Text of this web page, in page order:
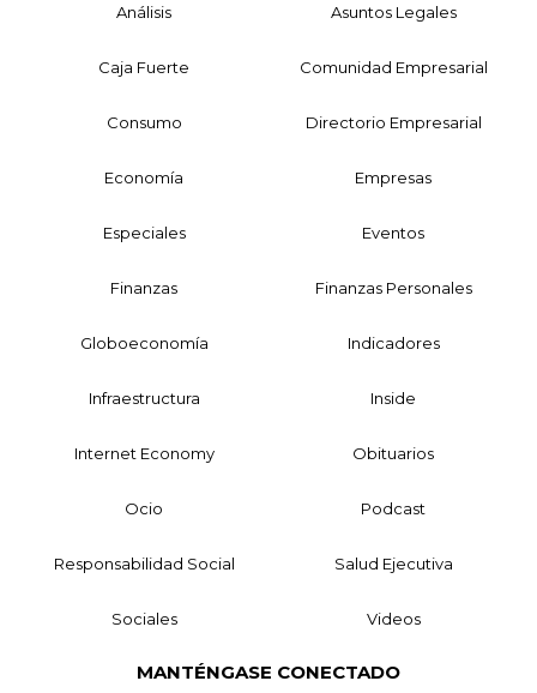
Análisis Asuntos Legales
Caja Fuerte Comunidad Empresarial
Consumo Directorio Empresarial
Economía Empresas
Especiales Eventos
Finanzas Finanzas Personales
Globoeconomía Indicadores
Infraestructura Inside
Internet Economy Obituarios
Ocio Podcast
Responsabilidad Social Salud Ejecutiva
Sociales Videos
MANTÉNGASE CONECTADO